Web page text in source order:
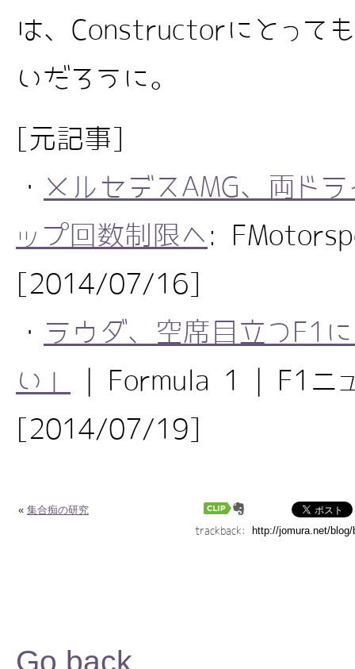
は、Constructorにとって
いだろうに。
[元記事]
・ メルセデスAMG、両ド
ップ回数制限へ :
[2014/07/16]
・ ラウダ、空席目立つF1
い」
| Formula 1 | F1ニ
[2014/07/19]
« 集合痴の研究
trackback:
Go back.